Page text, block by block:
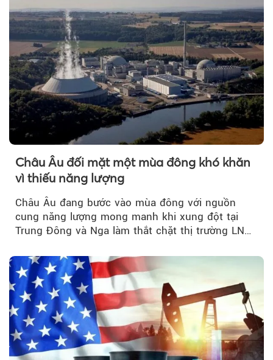
Châu Âu đối mặt một mùa đông khó khăn
vì thiếu năng lượng
Châu Âu đang bước vào mùa đông với nguồn
cung năng lượng mong manh khi xung đột tại
Trung Đông và Nga làm thắt chặt thị trường LNG
lo ngại.